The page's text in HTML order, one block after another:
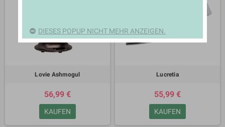
Lovie Ashmogul
56,99 €
KAUFEN
Lucretia
55,99 €
KAUFEN
DIESES POPUP NICHT MEHR ANZEIGEN.